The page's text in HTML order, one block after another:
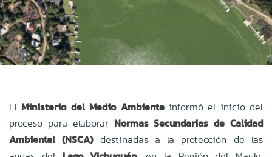
El Ministerio del Medio Ambienteinformó el inicio del
proceso para elaborar Normas Secundarias de Calidad
Ambiental (NSCA)destinadas a la protección de las